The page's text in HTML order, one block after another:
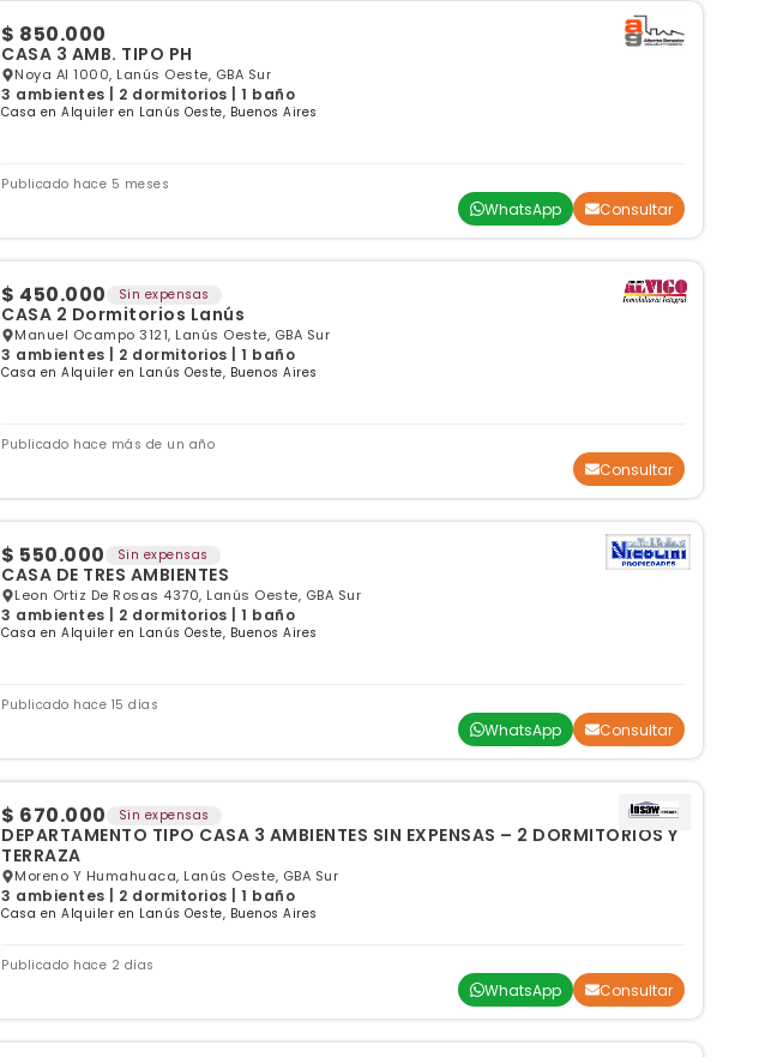
$ 850.000
CASA 3 AMB. TIPO PH
Noya Al 1000, Lanús Oeste, GBA Sur
3 ambientes | 2 dormitorios | 1 baño
Casa en Alquiler en Lanús Oeste, Buenos Aires
Publicado hace 5 meses
WhatsApp Consultar
$ 450.000 Sin expensas
CASA 2 Dormitorios Lanús
Manuel Ocampo 3121, Lanús Oeste, GBA Sur
3 ambientes | 2 dormitorios | 1 baño
Casa en Alquiler en Lanús Oeste, Buenos Aires
Publicado hace más de un año
Consultar
$ 550.000 Sin expensas
CASA DE TRES AMBIENTES
Leon Ortiz De Rosas 4370, Lanús Oeste, GBA Sur
3 ambientes | 2 dormitorios | 1 baño
Casa en Alquiler en Lanús Oeste, Buenos Aires
Publicado hace 15 días
WhatsApp Consultar
$ 670.000 Sin expensas
DEPARTAMENTO TIPO CASA 3 AMBIENTES SIN EXPENSAS – 2 DORMITORIOS Y
TERRAZA
Moreno Y Humahuaca, Lanús Oeste, GBA Sur
3 ambientes | 2 dormitorios | 1 baño
Casa en Alquiler en Lanús Oeste, Buenos Aires
Publicado hace 2 días
WhatsApp Consultar